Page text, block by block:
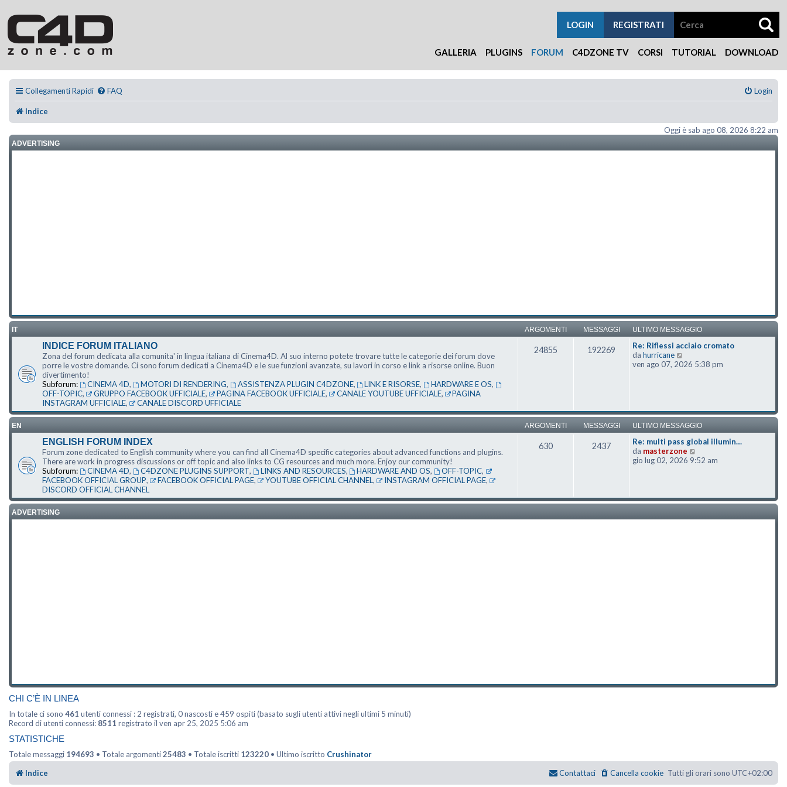
GALLERIA PLUGINS FORUM C4DZONE TV CORSI TUTORIAL DOWNLOAD
REGISTRATI
LOGIN
Collegamenti Rapidi FAQ Login
Indice
Oggi è sab ago 08, 2026 8:22 am
ADVERTISING
IT ARGOMENTI MESSAGGI ULTIMO MESSAGGIO
INDICE FORUM ITALIANO
Zona del forum dedicata alla comunita' in lingua italiana di Cinema4D. Al suo interno potete trovare tutte le categorie dei forum dove
porre le vostre domande. Ci sono forum dedicati a Cinema4D e le sue funzioni avanzate, su lavori in corso e link a risorse online. Buon
divertimento!
Subforum:
CINEMA 4D, MOTORI DI RENDERING, ASSISTENZA PLUGIN C4DZONE, LINK E RISORSE, HARDWARE E OS,
OFF-TOPIC, GRUPPO FACEBOOK UFFICIALE, PAGINA FACEBOOK UFFICIALE, CANALE YOUTUBE UFFICIALE,
PAGINA
INSTAGRAM UFFICIALE, CANALE DISCORD UFFICIALE
24855 192269
Re: Riflessi acciaio cromato
da hurricane
ven ago 07, 2026 5:38 pm
EN ARGOMENTI MESSAGGI ULTIMO MESSAGGIO
ENGLISH FORUM INDEX
Forum zone dedicated to English community where you can find all Cinema4D specific categories about advanced functions and plugins.
There are work in progress discussions or off topic and also links to CG resources and much more. Enjoy our community!
Subforum:
CINEMA 4D, C4DZONE PLUGINS SUPPORT, LINKS AND RESOURCES, HARDWARE AND OS, OFF-TOPIC,
FACEBOOK OFFICIAL GROUP, FACEBOOK OFFICIAL PAGE, YOUTUBE OFFICIAL CHANNEL, INSTAGRAM OFFICIAL PAGE,
DISCORD OFFICIAL CHANNEL
630 2437
Re: multi pass global illumin…
da masterzone
gio lug 02, 2026 9:52 am
ADVERTISING
CHI C’È IN LINEA
In totale ci sono 461 utenti connessi : 2 registrati, 0 nascosti e 459 ospiti (basato sugli utenti attivi negli ultimi 5 minuti)
Record di utenti connessi: 8511 registrato il ven apr 25, 2025 5:06 am
STATISTICHE
Totale messaggi 194693 • Totale argomenti25483 • Totale iscritti 123220 • Ultimo iscritto Crushinator
Indice
Tutti gli orari sono UTC+02:00
Cancella cookie
Contattaci